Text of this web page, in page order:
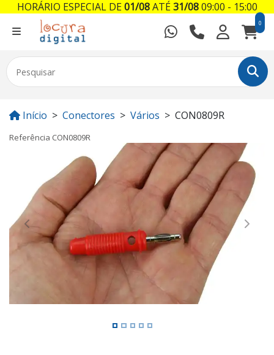
0
Início Conectores Vários CON0809R
Referência CON0809R
Previous Next
HORÁRIO ESPECIAL DE01/08ATÉ31/0809:00 - 15:00